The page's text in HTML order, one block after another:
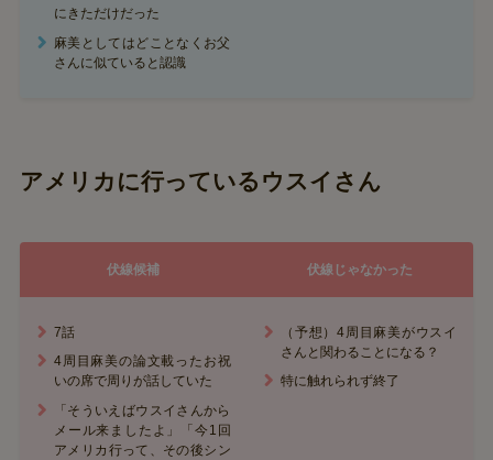
にきただけだった
麻美としてはどことなくお父
さんに似ていると認識
アメリカに行っているウスイさん
伏線候補 伏線じゃなかった
7話
4周目麻美の論文載ったお祝
いの席で周りが話していた
「そういえばウスイさんから
メール来ましたよ」「今1回
アメリカ行って、その後シン
（予想）4周目麻美がウスイ
さんと関わることになる？
特に触れられず終了